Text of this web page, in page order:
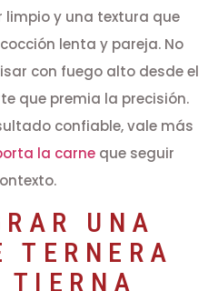
y una textura que
lenta y pareja. No
con fuego alto desde el
que premia la precisión.
confiable, vale más
la carne que seguir
UNA
TERNERA
TIERNA